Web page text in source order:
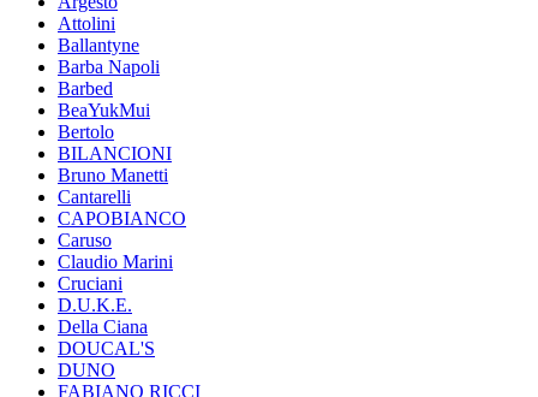
Attolini
Ballantyne
Barba Napoli
Barbed
BeaYukMui
Bertolo
BILANCIONI
Bruno Manetti
Cantarelli
CAPOBIANCO
Caruso
Claudio Marini
Cruciani
D.U.K.E.
Della Ciana
DOUCAL'S
DUNO
FABIANO RICCI